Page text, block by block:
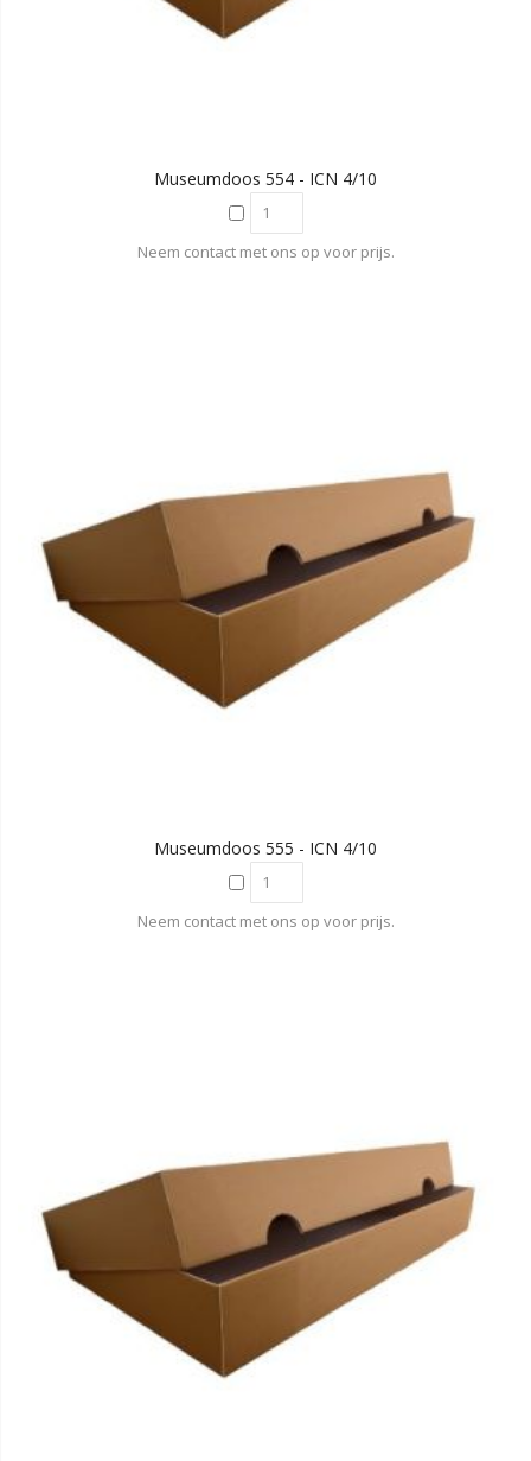
Museumdoos 554 - ICN 4/10
Neem contact met ons op voor prijs.
Museumdoos 555 - ICN 4/10
Neem contact met ons op voor prijs.